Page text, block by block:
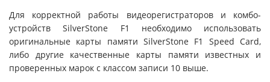
Для корректной работы видеорегистраторов и комбо-
устройств SilverStone F1 необходимо использовать
оригинальные карты памяти SilverStone F1 Speed Card,
либо другие качественные карты памяти известных и
проверенных марок с классом записи 10 выше.